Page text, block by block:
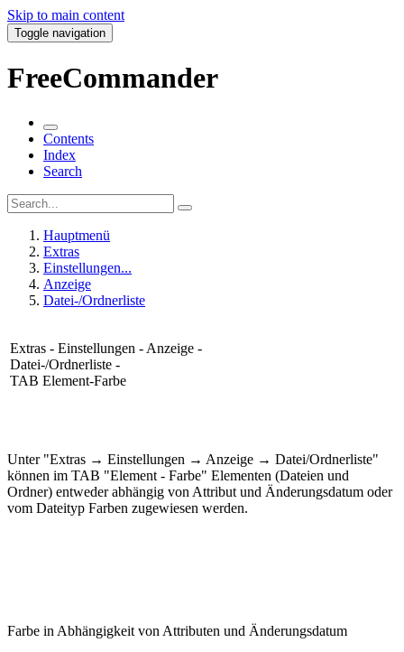
Skip to main content
Toggle navigation
FreeCommander
Contents
Index
Search
Hauptmenü
Extras
Einstellungen...
Anzeige
Datei-/Ordnerliste
Extras - Einstellungen - Anzeige -
Datei-/Ordnerliste -
TAB Element-Farbe
Unter "Extras → Einstellungen → Anzeige → Datei/Ordnerliste"
können im TAB "Element - Farbe" Elementen (Dateien und
Ordner) entweder abhängig von Attribut und Änderungsdatum oder
vom Dateityp Farben zugewiesen werden.
Farbe in Abhängigkeit von Attributen und Änderungsdatum